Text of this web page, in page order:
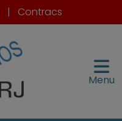
| Contracs
Menu